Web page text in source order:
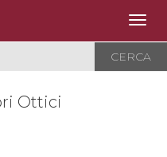
CERCA
Ottici